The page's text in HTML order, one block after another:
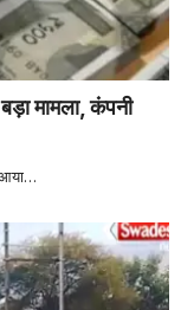
मामला, कंपनी
…